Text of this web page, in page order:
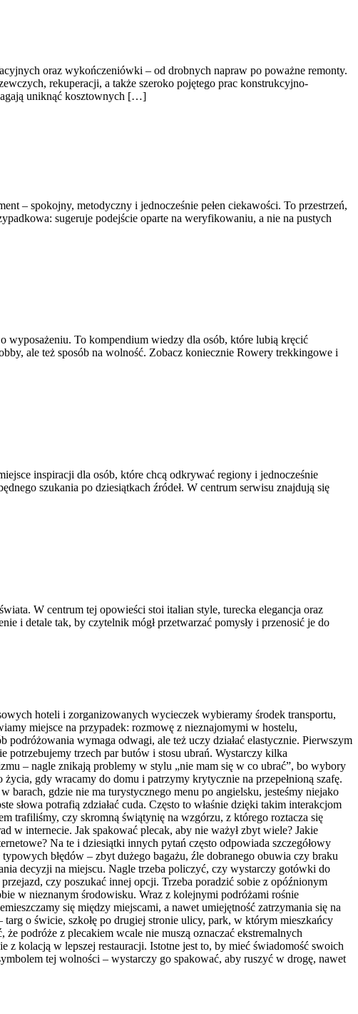
oraz wykończeniówki – od drobnych napraw po poważne remonty.
rekuperacji, a także szeroko pojętego prac konstrukcyjno-
uniknąć kosztownych […]
– spokojny, metodyczny i jednocześnie pełen ciekawości. To przestrzeń,
sugeruje podejście oparte na weryfikowaniu, a nie na pustych
wyposażeniu. To kompendium wiedzy dla osób, które lubią kręcić
ale też sposób na wolność. Zobacz koniecznie Rowery trekkingowe i
inspiracji dla osób, które chcą odkrywać regiony i jednocześnie
szukania po dziesiątkach źródeł. W centrum serwisu znajdują się
W centrum tej opowieści stoi italian style, turecka elegancja oraz
i detale tak, by czytelnik mógł przetwarzać pomysły i przenosić je do
hoteli i zorganizowanych wycieczek wybieramy środek transportu,
miejsce na przypadek: rozmowę z nieznajomymi w hostelu,
podróżowania wymaga odwagi, ale też uczy działać elastycznie. Pierwszym
potrzebujemy trzech par butów i stosu ubrań. Wystarczy kilka
– nagle znikają problemy w stylu „nie mam się w co ubrać”, bo wybory
gdy wracamy do domu i patrzymy krytycznie na przepełnioną szafę.
barach, gdzie nie ma turystycznego menu po angielsku, jesteśmy niejako
słowa potrafią zdziałać cuda. Często to właśnie dzięki takim interakcjom
trafiliśmy, czy skromną świątynię na wzgórzu, z którego roztacza się
w internecie. Jak spakować plecak, aby nie ważył zbyt wiele? Jakie
Na te i dziesiątki innych pytań często odpowiada szczegółowy
błędów – zbyt dużego bagażu, źle dobranego obuwia czy braku
decyzji na miejscu. Nagle trzeba policzyć, czy wystarczy gotówki do
czy poszukać innej opcji. Trzeba poradzić sobie z opóźnionym
w nieznanym środowisku. Wraz z kolejnymi podróżami rośnie
się między miejscami, a nawet umiejętność zatrzymania się na
o świcie, szkołę po drugiej stronie ulicy, park, w którym mieszkańcy
podróże z plecakiem wcale nie muszą oznaczać ekstremalnych
z kolacją w lepszej restauracji. Istotne jest to, by mieć świadomość swoich
tej wolności – wystarczy go spakować, aby ruszyć w drogę, nawet